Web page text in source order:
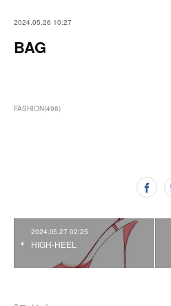
2024.05.26 10:27
BAG
FASHION(498)
2024.05.27 02:25
HIGH-HEEL